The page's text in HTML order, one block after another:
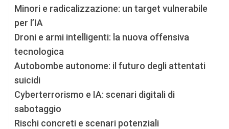
Minori e radicalizzazione: un target vulnerabile
per l’IA
Droni e armi intelligenti: la nuova offensiva
tecnologica
Autobombe autonome: il futuro degli attentati
suicidi
Cyberterrorismo e IA: scenari digitali di
sabotaggio
Rischi concreti e scenari potenziali